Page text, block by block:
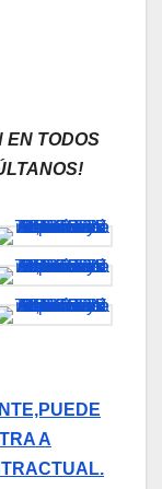
EN TODOS
A